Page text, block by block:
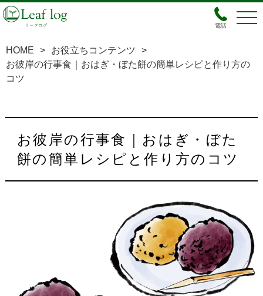
電話
HOME > お役立ちコンテンツ
>
お彼岸の行事食｜おはぎ・ぼた餅の簡単レシピと作り方の
コツ
お彼岸の行事食｜おはぎ・ぼた
餅の簡単レシピと作り方のコツ